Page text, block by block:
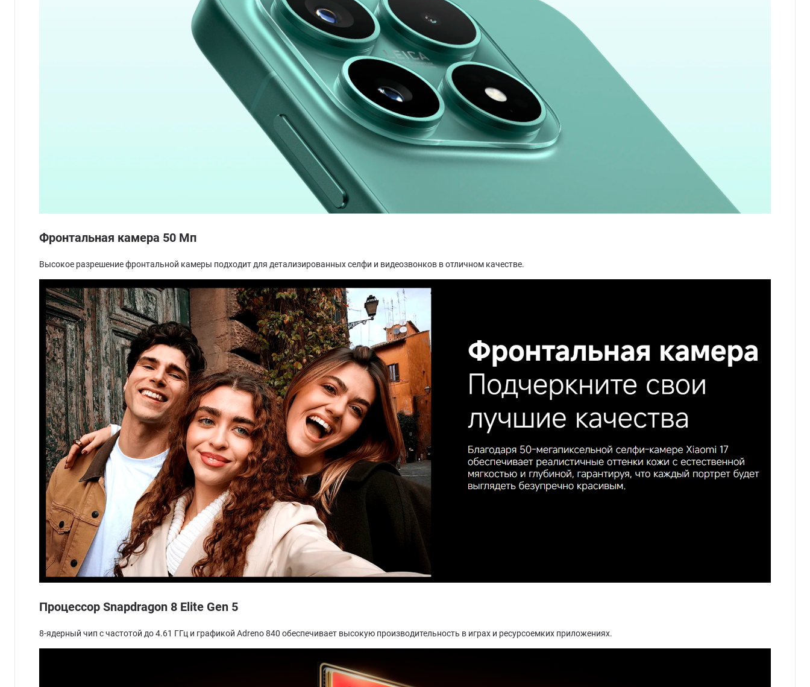
Фронтальная камера 50 Мп
Высокое разрешение фронтальной камеры подходит для детализированных селфи и видеозвонков в отличном качестве.
Процессор Snapdragon 8 Elite Gen 5
8-ядерный чип с частотой до 4.61 ГГц и графикой Adreno 840 обеспечивает высокую производительность в играх и ресурсоемких приложениях.